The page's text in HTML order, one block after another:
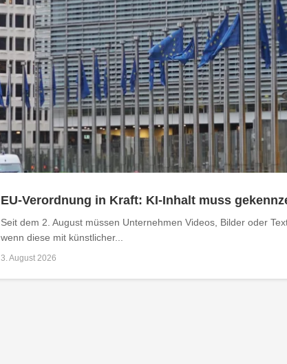
EU-Verordnung in Kraft: KI-Inhalt muss
Seit dem 2. August müssen Unternehmen Videos, Bilder oder
wenn diese mit künstlicher...
3. August 2026